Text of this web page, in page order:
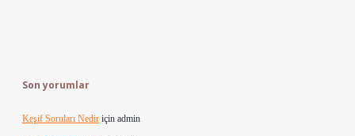
Son yorumlar
Keşif Soruları Nedir için admin